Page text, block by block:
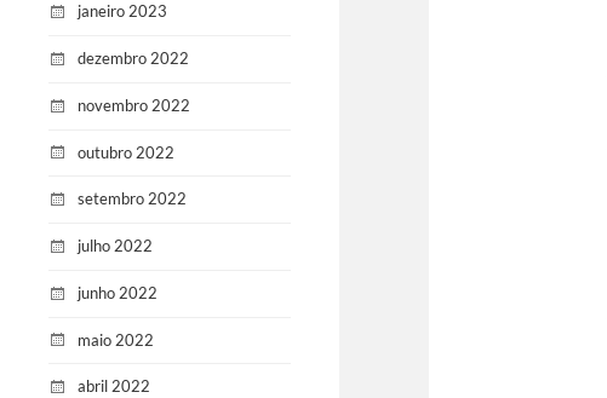
janeiro 2023
dezembro 2022
novembro 2022
outubro 2022
setembro 2022
julho 2022
junho 2022
maio 2022
abril 2022